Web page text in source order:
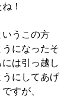
！
うこの方
になったそ
は引っ越し
にしてあげ
すが、